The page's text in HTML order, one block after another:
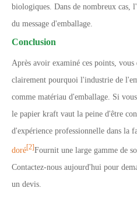
biologiques. Dans de nombreux cas,
du message d'emballage.
Conclusion
Après avoir examiné ces points,
clairement pourquoi l'industrie de
comme matériau d'emballage. Si
le papier kraft vaut la peine d'être
d'expérience professionnelle dans la
doré [2] Fournit une large gamme de
Contactez-nous aujourd'hui pour
un devis.